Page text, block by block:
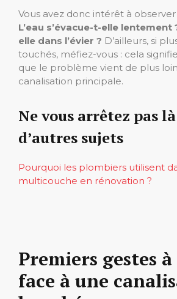
Vous avez donc intérêt à
L’eau s’évacue-t-elle
elle dans l’évier ? D’ailleurs, si
touchés, méfiez-vous : cela
que le problème vient de plus
canalisation principale.
Ne vous arrêtez pas
d’autres sujets
Pourquoi les plombiers utilisent
multicouche en rénovation ?
Premiers gestes
face à une